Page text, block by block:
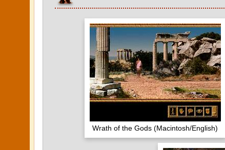
Wrath of the Gods (Macintosh/English)